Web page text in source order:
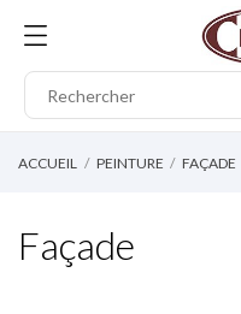
ACCUEIL PEINTURE FAÇADE
Façade